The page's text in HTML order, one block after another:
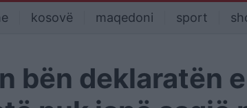
kosovë maqedoni sport
bën deklaratën